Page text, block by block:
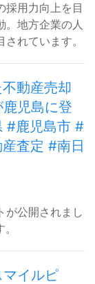
採用力向上を目
。地方企業の人
れています。
動産売却
児島に登
#鹿児島市 #
査定 #南日
が公開されまし
イルピ